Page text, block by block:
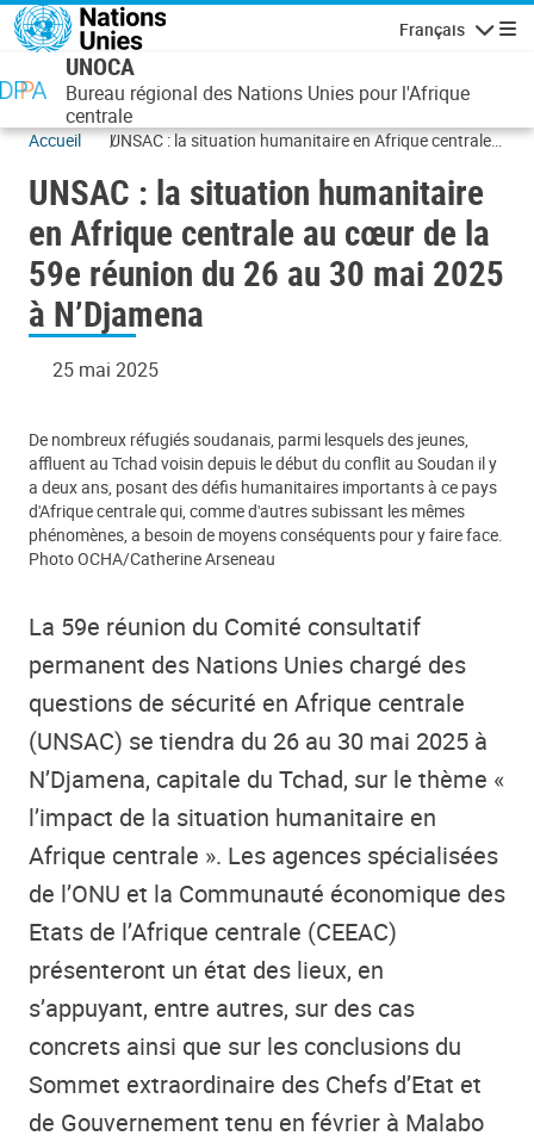
Aller au contenu principal
Français
UNOCA
Bureau régional des Nations Unies pour l'Afrique
centrale
Accueil
UNSAC : la situation humanitaire en Afrique centrale
N’Djamena
UNSAC : la situation humanitaire
en Afrique centrale au cœur de la
59e réunion du 26 au 30 mai 2025
à N’Djamena
25 mai 2025
De nombreux réfugiés soudanais, parmi lesquels des jeunes,
affluent au Tchad voisin depuis le début du conflit au Soudan il y
a deux ans, posant des défis humanitaires importants à ce pays
d'Afrique centrale qui, comme d'autres subissant les mêmes
phénomènes, a besoin de moyens conséquents pour y faire face.
Photo OCHA/Catherine Arseneau
La 59e réunion du Comité consultatif
permanent des Nations Unies chargé des
questions de sécurité en Afrique centrale
(UNSAC) se tiendra du 26 au 30 mai 2025 à
N’Djamena, capitale du Tchad, sur le thème «
l’impact de la situation humanitaire en
Afrique centrale ». Les agences spécialisées
de l’ONU et la Communauté économique des
Etats de l’Afrique centrale (CEEAC)
présenteront un état des lieux, en
s’appuyant, entre autres, sur des cas
concrets ainsi que sur les conclusions du
Sommet extraordinaire des Chefs d’Etat et
de Gouvernement tenu en février à Malabo